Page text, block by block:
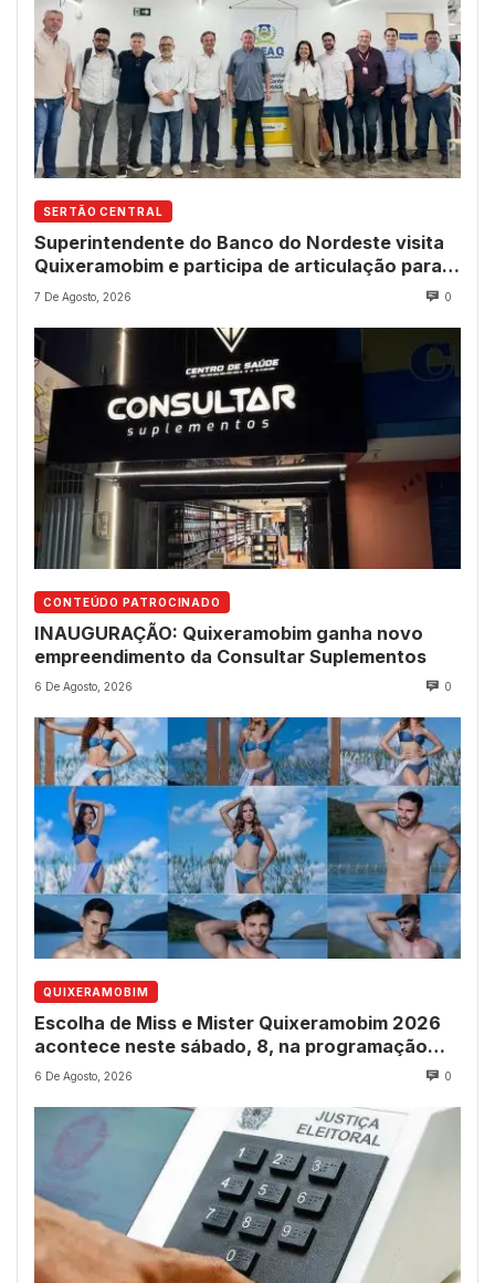
SERTÃO CENTRAL
Superintendente do Banco do Nordeste visita
Quixeramobim e participa de articulação para
avanço do futuro shopping
7 De Agosto, 2026 0
CONTEÚDO PATROCINADO
INAUGURAÇÃO: Quixeramobim ganha novo
empreendimento da Consultar Suplementos
6 De Agosto, 2026 0
QUIXERAMOBIM
Escolha de Miss e Mister Quixeramobim 2026
acontece neste sábado, 8, na programação
dos 237 anos do município
6 De Agosto, 2026 0